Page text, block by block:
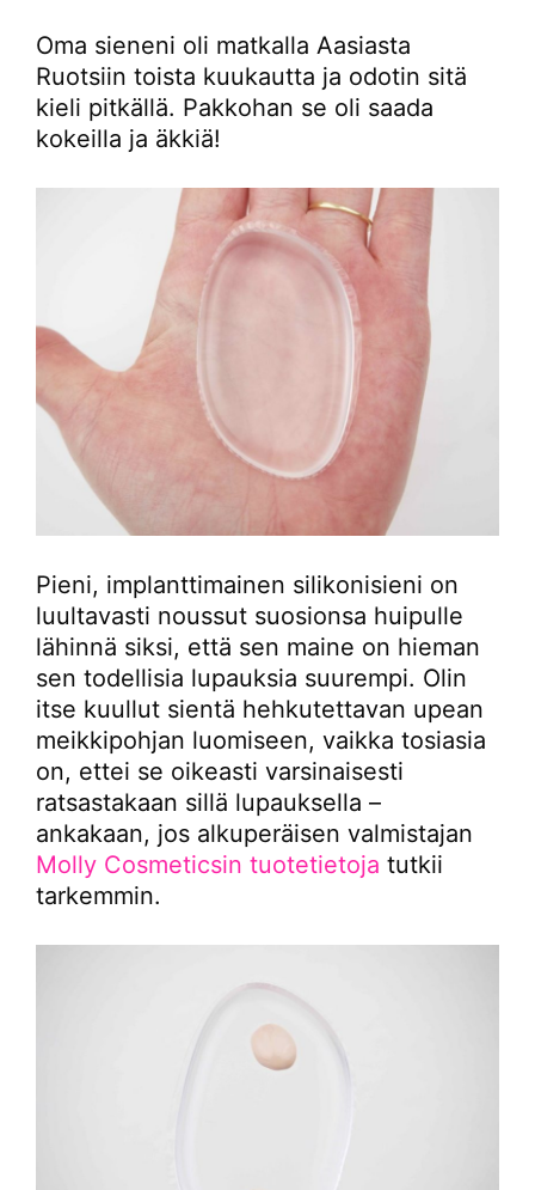
Oma sieneni oli matkalla Aasiasta
Ruotsiin toista kuukautta ja odotin sitä
kieli pitkällä. Pakkohan se oli saada
kokeilla ja äkkiä!
Pieni, implanttimainen silikonisieni on
luultavasti noussut suosionsa huipulle
lähinnä siksi, että sen maine on hieman
sen todellisia lupauksia suurempi. Olin
itse kuullut sientä hehkutettavan upean
meikkipohjan luomiseen, vaikka tosiasia
on, ettei se oikeasti varsinaisesti
ratsastakaan sillä lupauksella –
ankakaan, jos alkuperäisen valmistajan
Molly Cosmeticsin tuotetietoja tutkii
tarkemmin.